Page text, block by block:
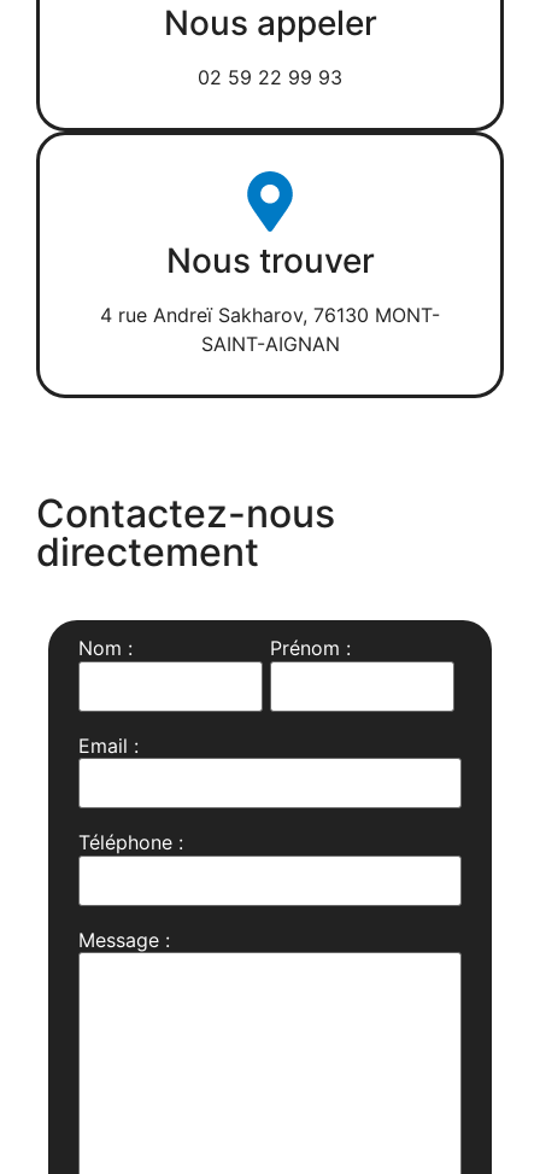
Nous appeler
02 59 22 99 93
Nous trouver
4 rue Andreï Sakharov, 76130 MONT-
SAINT-AIGNAN
Contactez-nous
directement
Nom : Prénom :
Email :
Téléphone :
Message :